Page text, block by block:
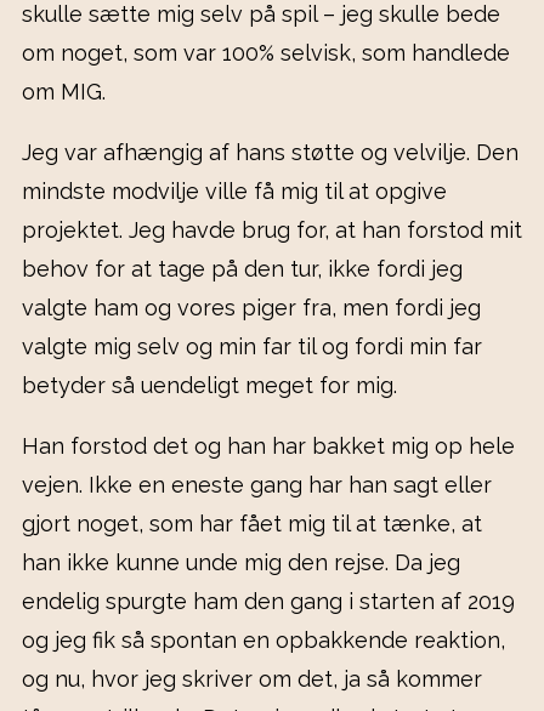
skulle sætte mig selv på spil – jeg skulle bede
om noget, som var 100% selvisk, som handlede
om MIG.
Jeg var afhængig af hans støtte og velvilje. Den
mindste modvilje ville få mig til at opgive
projektet. Jeg havde brug for, at han forstod mit
behov for at tage på den tur, ikke fordi jeg
valgte ham og vores piger fra, men fordi jeg
valgte mig selv og min far til og fordi min far
betyder så uendeligt meget for mig.
Han forstod det og han har bakket mig op hele
vejen. Ikke en eneste gang har han sagt eller
gjort noget, som har fået mig til at tænke, at
han ikke kunne unde mig den rejse. Da jeg
endelig spurgte ham den gang i starten af 2019
og jeg fik så spontan en opbakkende reaktion,
og nu, hvor jeg skriver om det, ja så kommer